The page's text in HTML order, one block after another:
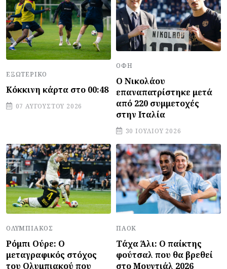
ΕΞΩΤΕΡΙΚΌ
Κόκκινη κάρτα στο 00:48
07 ΑΥΓΟΎΣΤΟΥ 2026
ΟΦΗ
Ο Νικολάου
επαναπατρίστηκε μετά
από 220 συμμετοχές
στην Ιταλία
30 ΙΟΥΛΊΟΥ 2026
ΟΛΥΜΠΙΑΚΌΣ
Ρόμπι Ούρε: Ο
μεταγραφικός στόχος
του Ολυμπιακού που
ΠΑΟΚ
Τάχα Άλι: Ο παίκτης
φούτσαλ που θα βρεθεί
στο Μουντιάλ 2026